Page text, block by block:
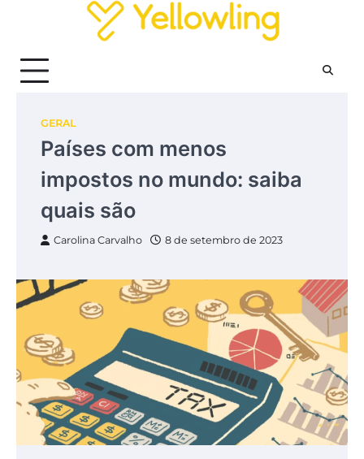
GERAL
Países com menos
impostos no mundo: saiba
quais são
Carolina Carvalho 8 de setembro de 2023